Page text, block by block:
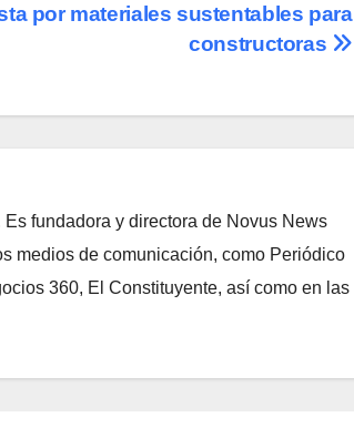
por materiales sustentables para
constructoras
fundadora y directora de Novus News
medios de comunicación, como Periódico
360, El Constituyente, así como en las